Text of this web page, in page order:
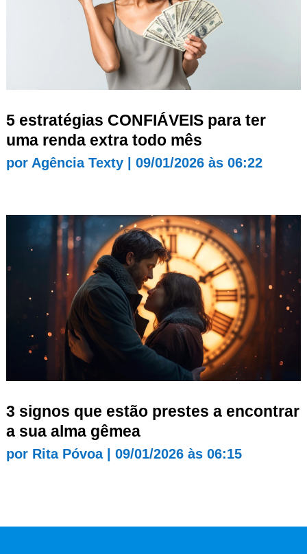
5 estratégias CONFIÁVEIS para ter
uma renda extra todo mês
por Agência Texty| 09/01/2026 às 06:22
3 signos que estão prestes a encontrar
a sua alma gêmea
por Rita Póvoa| 09/01/2026 às 06:15